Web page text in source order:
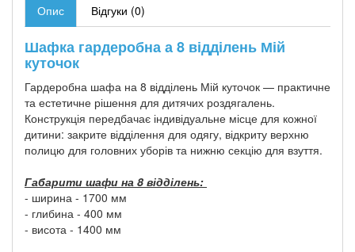
Опис Відгуки (0)
Шафка гардеробна а 8 відділень Мій
куточок
Гардеробна шафа на 8 відділень Мій куточок — практичне
та естетичне рішення для дитячих роздягалень.
Конструкція передбачає індивідуальне місце для кожної
дитини: закрите відділення для одягу, відкриту верхню
полицю для головних уборів та нижню секцію для взуття.
Габарити шафи на 8 відділень:
- ширина - 1700 мм
- глибина - 400 мм
- висота - 1400 мм